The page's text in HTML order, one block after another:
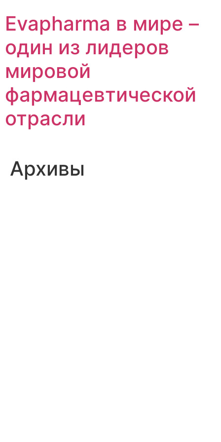
содержимому
Evapharma в мире –
один из лидеров
мировой
фармацевтической
отрасли
Архивы